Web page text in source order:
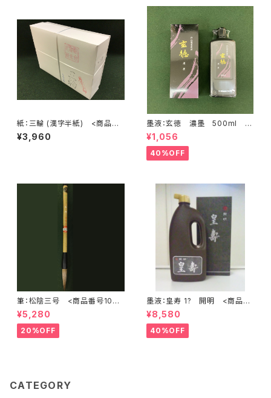
紙：三輪 (漢字半紙) <商品番
号1631>
¥3,960
墨液：玄徳 濃墨 500ml <
商品番号1615>
¥1,056
40%OFF
筆：松陰三号 <商品番号1071
>
¥5,280
20%OFF
墨液：皇寿 1? 開明 <商品番
号1180>
¥8,580
40%OFF
CATEGORY